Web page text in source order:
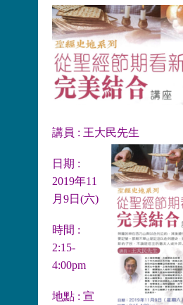
講員 : 王大民先生
日期 :
2019年11
月9日(六)
時間 :
2:15-
4:00pm
地點 : 宣